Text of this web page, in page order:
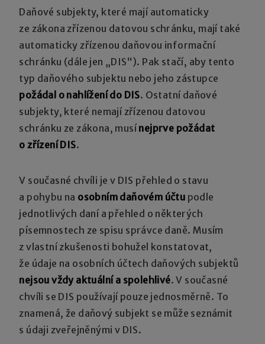
Daňové subjekty, které mají automaticky
ze zákona zřízenou datovou schránku, mají také
automaticky zřízenou daňovou informační
schránku (dále jen „DIS“). Pak stačí, aby tento
typ daňového subjektu nebo jeho zástupce
požádal o nahlížení do DIS. Ostatní daňové
subjekty, které nemají zřízenou datovou
schránku ze zákona, musí nejprve požádat
o zřízení DIS.
V současné chvíli je v DIS přehled o stavu
a pohybu na osobním daňovém účtu podle
jednotlivých daní a přehled o některých
písemnostech ze spisu správce daně. Musím
z vlastní zkušenosti bohužel konstatovat,
že údaje na osobních účtech daňových subjektů
nejsou vždy aktuální a spolehlivé. V současné
chvíli se DIS používají pouze jednosměrně. To
znamená, že daňový subjekt se může seznámit
s údaji zveřejněnými v DIS.